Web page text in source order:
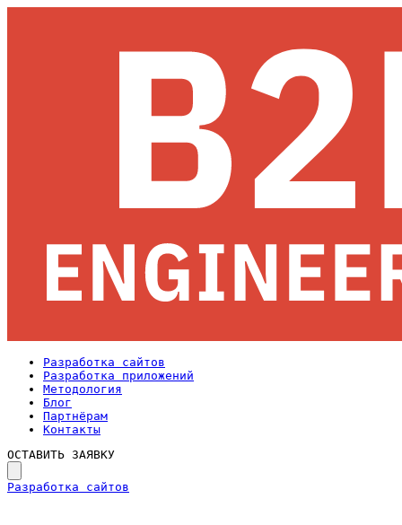
Разработка сайтов
Разработка приложений
Методология
Блог
Партнёрам
Контакты
ОСТАВИТЬ ЗАЯВКУ
Разработка сайтов